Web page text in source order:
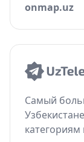
onmap.uz
Самый
категориям